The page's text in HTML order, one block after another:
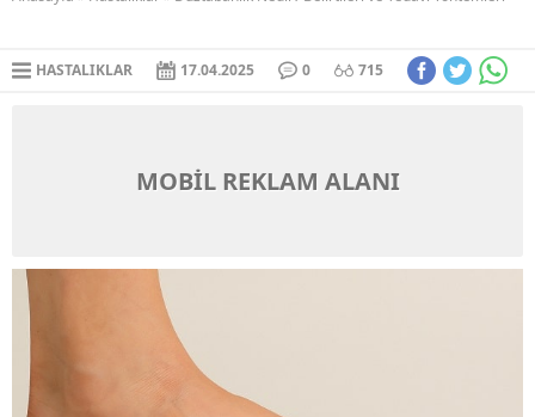
HASTALIKLAR 17.04.2025 0 715
MOBİL REKLAM ALANI